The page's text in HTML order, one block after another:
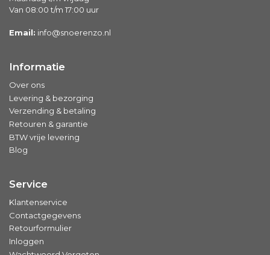
Van 08:00 t/m 17:00 uur
Email: info@snoerenzo.nl
Informatie
Over ons
Levering & bezorging
Verzending & betaling
Retouren & garantie
BTW vrije levering
Blog
Service
Klantenservice
Contactgegevens
Retourformulier
Inloggen